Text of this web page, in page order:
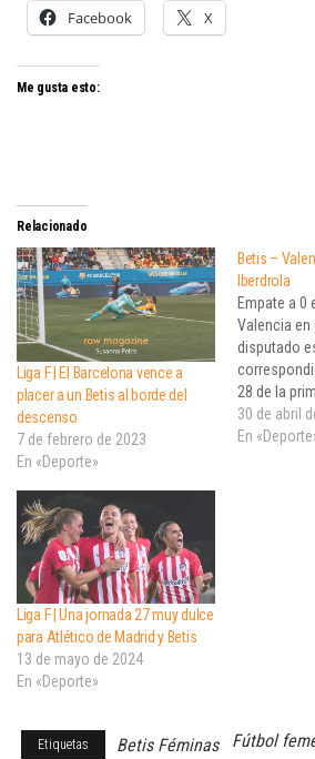
Facebook X
Me gusta esto:
Relacionado
Liga F | El Barcelona vence a
placer a un Betis al borde del
descenso
7 de febrero de 2023
En «Deporte»
Betis –
Iberdrola
Empate a 0
Valencia en
disputado
28 de la
30 de abril
En
Liga F | Una jornada 27 muy dulce
para Atlético de Madrid y Betis
13 de mayo de 2024
En «Deporte»
Etiquetas Betis Féminas Fútbol